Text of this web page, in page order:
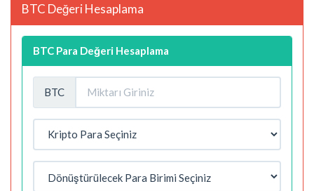
BTC Değeri Hesaplama
BTC Para Değeri Hesaplama
BTC